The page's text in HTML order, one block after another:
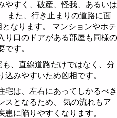
やすく、破産、怪我、あるいは
また、行き止まりの道路に面
なります。 マンションやホテ
り口のドアがある部屋も同様の
です。
、直線道路だけではなく、分
みやすいため凶相です。
宅は、左右にあってしかるべき
スとなるため、 気の流れもア
患に陥りやすくなります。